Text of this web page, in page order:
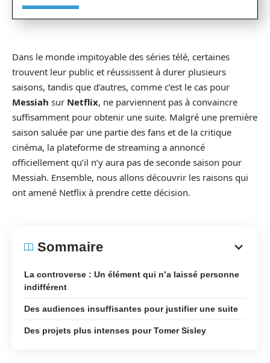
Dans le monde impitoyable des séries télé, certaines
trouvent leur public et réussissent à durer plusieurs
saisons, tandis que d’autres, comme c’est le cas pour
Messiah sur Netflix, ne parviennent pas à convaincre
suffisamment pour obtenir une suite. Malgré une première
saison saluée par une partie des fans et de la critique
cinéma, la plateforme de streaming a annoncé
officiellement qu’il n’y aura pas de seconde saison pour
Messiah. Ensemble, nous allons découvrir les raisons qui
ont amené Netflix à prendre cette décision.
Sommaire
La controverse : Un élément qui n’a laissé personne
indifférent
Des audiences insuffisantes pour justifier une suite
Des projets plus intenses pour Tomer Sisley